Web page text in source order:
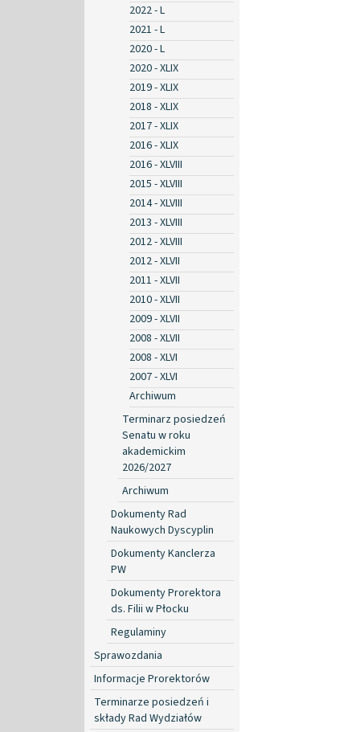
2022 - L
2021 - L
2020 - L
2020 - XLIX
2019 - XLIX
2018 - XLIX
2017 - XLIX
2016 - XLIX
2016 - XLVIII
2015 - XLVIII
2014 - XLVIII
2013 - XLVIII
2012 - XLVIII
2012 - XLVII
2011 - XLVII
2010 - XLVII
2009 - XLVII
2008 - XLVII
2008 - XLVI
2007 - XLVI
Archiwum
Terminarz posiedzeń
Senatu w roku
akademickim
2026/2027
Archiwum
Dokumenty Rad
Naukowych Dyscyplin
Dokumenty Kanclerza
PW
Dokumenty Prorektora
ds. Filii w Płocku
Regulaminy
Sprawozdania
Informacje Prorektorów
Terminarze posiedzeń i
składy Rad Wydziałów